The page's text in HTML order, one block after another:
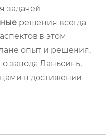
задачей
решения всегда
в этом
опыт и решения,
завода Ланьсинь,
в достижении